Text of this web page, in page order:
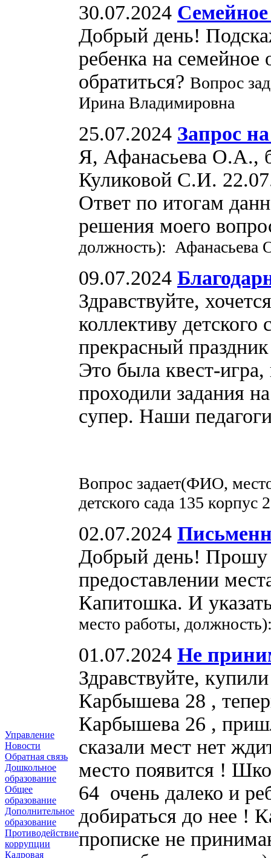
Управление
Новости
Обратная связь
Дошкольное
образование
Общее
образование
Дополнительное
образование
Противодействие
коррупции
Кадровая
30.07.2024 Семейное
Добрый день!
ребенка на семейное
обратиться? Вопрос
Ирина Владимировна
25.07.2024 Запрос
Я, Афанасьева О.А.,
Куликовой С.И.
Ответ по итогам
решения моего
должность): Афанасьева
09.07.2024
Здравствуйте,
коллективу детского
прекрасный
Это была квест-игра,
проходили задания
супер. Наши
Вопрос задает(ФИО,
детского сада 135 корпус 2
02.07.2024
Добрый день! Прошу
предоставлении
Капитошка. И
место работы,
01.07.2024 Не
Здравствуйте,
Карбышева 28 ,
Карбышева 26 ,
сказали мест нет
место появится !
64 очень далеко и
добираться до нее !
прописке не